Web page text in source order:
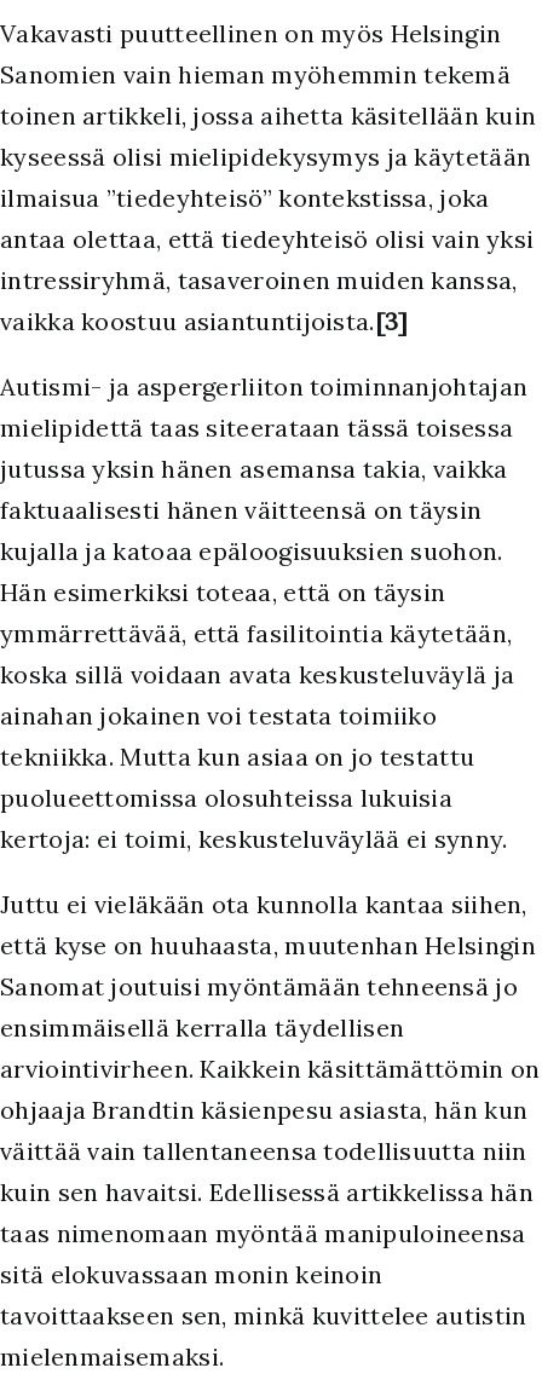
Vakavasti puutteellinen on myös Helsingin
Sanomien vain hieman myöhemmin tekemä
toinen artikkeli, jossa aihetta käsitellään kuin
kyseessä olisi mielipidekysymys ja käytetään
ilmaisua ”tiedeyhteisö” kontekstissa, joka
antaa olettaa, että tiedeyhteisö olisi vain yksi
intressiryhmä, tasaveroinen muiden kanssa,
vaikka koostuu asiantuntijoista.[3]
Autismi- ja aspergerliiton toiminnanjohtajan
mielipidettä taas siteerataan tässä toisessa
jutussa yksin hänen asemansa takia, vaikka
faktuaalisesti hänen väitteensä on täysin
kujalla ja katoaa epäloogisuuksien suohon.
Hän esimerkiksi toteaa, että on täysin
ymmärrettävää, että fasilitointia käytetään,
koska sillä voidaan avata keskusteluväylä ja
ainahan jokainen voi testata toimiiko
tekniikka. Mutta kun asiaa on jo testattu
puolueettomissa olosuhteissa lukuisia
kertoja: ei toimi, keskusteluväylää ei synny.
Juttu ei vieläkään ota kunnolla kantaa siihen,
että kyse on huuhaasta, muutenhan Helsingin
Sanomat joutuisi myöntämään tehneensä jo
ensimmäisellä kerralla täydellisen
arviointivirheen. Kaikkein käsittämättömin on
ohjaaja Brandtin käsienpesu asiasta, hän kun
väittää vain tallentaneensa todellisuutta niin
kuin sen havaitsi. Edellisessä artikkelissa hän
taas nimenomaan myöntää manipuloineensa
sitä elokuvassaan monin keinoin
tavoittaakseen sen, minkä kuvittelee autistin
mielenmaisemaksi.